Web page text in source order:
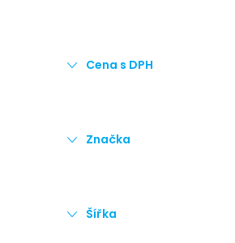
r
n
í
Cena s DPH
Značka
Šířka